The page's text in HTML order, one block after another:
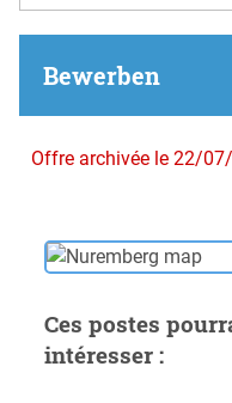
Bewerben
Offre archivée le 22/
Ces postes
intéresser :